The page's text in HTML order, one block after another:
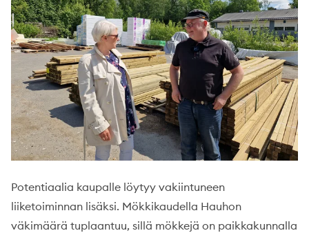
Potentiaalia kaupalle löytyy vakiintuneen
liiketoiminnan lisäksi. Mökkikaudella Hauhon
väkimäärä tuplaantuu, sillä mökkejä on paikkakunnalla